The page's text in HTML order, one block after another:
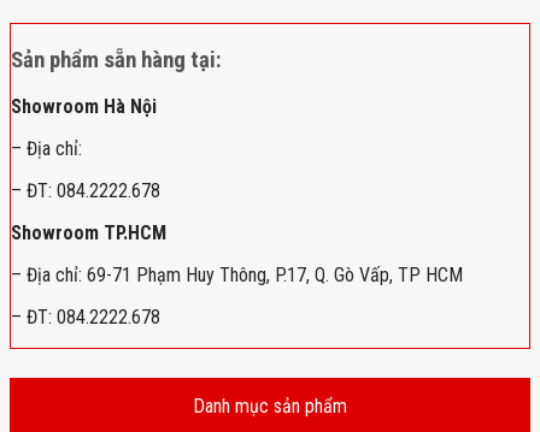
Sản phẩm sẵn hàng tại:
Showroom Hà Nội
– Địa chỉ:
– ĐT: 084.2222.678
Showroom TP.HCM
– Địa chỉ: 69-71 Phạm Huy Thông, P.17, Q. Gò Vấp, TP HCM
– ĐT: 084.2222.678
Danh mục sản phẩm